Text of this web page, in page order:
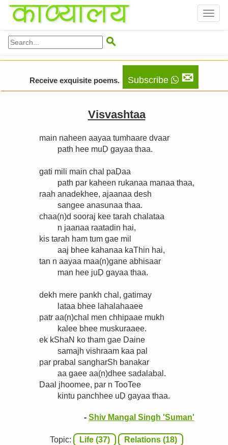

Receive exquisite poems. Subscribe ✉
Visvashtaa
main naheen aayaa tumhaare dvaar
path hee muḌ gayaa thaa.
gati mili main chal paḌaa
path par kaheen rukanaa manaa thaa,
raah anadekhee, ajaanaa desh
sangee anasunaa thaa.
chaa(n)d sooraj kee tarah chalataa
n jaanaa raatadin hai,
kis tarah ham tum gae mil
aaj bhee kahanaa kaThin hai,
tan n aayaa maa(n)gane abhisaar
man hee juḌ gayaa thaa.
dekh mere pankh chal, gatimay
lataa bhee lahalahaaee
patr aa(n)chal men chhipaae mukh
kalee bhee muskuraaee.
ek kShaN ko tham gae Daine
samajh vishraam kaa pal
par prabal sangharSh banakar
aa gaee aa(n)dhee sadalabal.
Daal jhoomee, par n TooTee
kintu panchhee uḌ gayaa thaa.
- Shiv Mangal Singh 'Suman'
Topic: Life (37) Relations (18)